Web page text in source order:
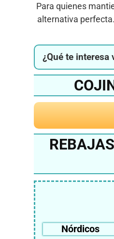
Para quienes
alternativa perfecta.
¿Qué te interesa
Nórdicos